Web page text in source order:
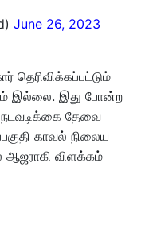
June 26, 2023
தெரிவிக்கப்பட்டும்
இல்லை. இது போன்ற
தேவை
காவல் நிலைய
ஆஜராகி விளக்கம்